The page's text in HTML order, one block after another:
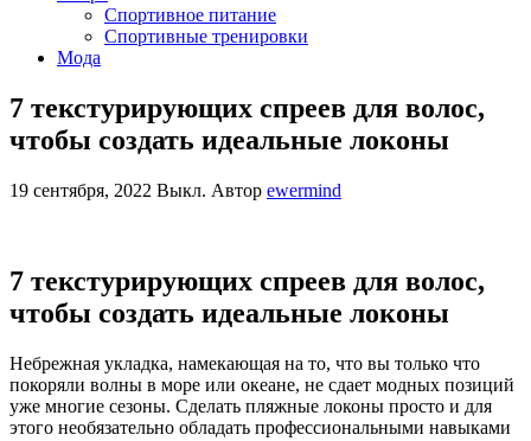
Спортивное питание
Спортивные тренировки
Мода
7 текстурирующих спреев для волос,
чтобы создать идеальные локоны
19 сентября, 2022 Выкл. Автор ewermind
7 текстурирующих спреев для волос,
чтобы создать идеальные локоны
Небрежная укладка, намекающая на то, что вы только что
покоряли волны в море или океане, не сдает модных позиций
уже многие сезоны. Сделать пляжные локоны просто и для
этого необязательно обладать профессиональными навыками